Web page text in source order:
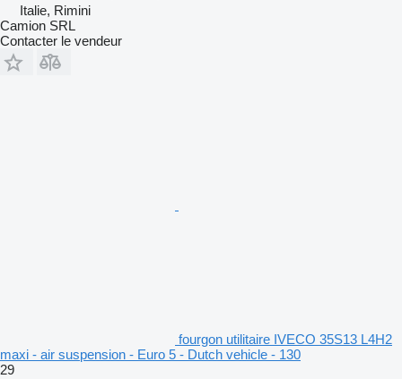
Italie, Rimini
Camion SRL
Contacter le vendeur
fourgon utilitaire IVECO 35S13 L4H2
maxi - air suspension - Euro 5 - Dutch vehicle - 130
29